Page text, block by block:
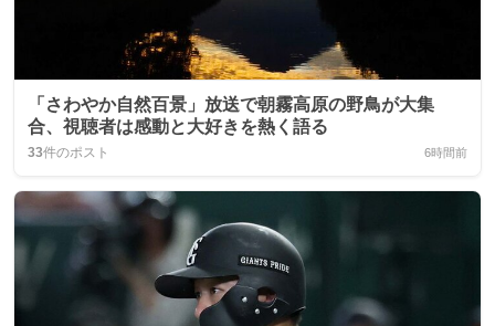
「さわやか自然百景」放送で朝霧高原の野鳥が大集
合、視聴者は感動と大好きを熱く語る
33件のポスト 6時間前